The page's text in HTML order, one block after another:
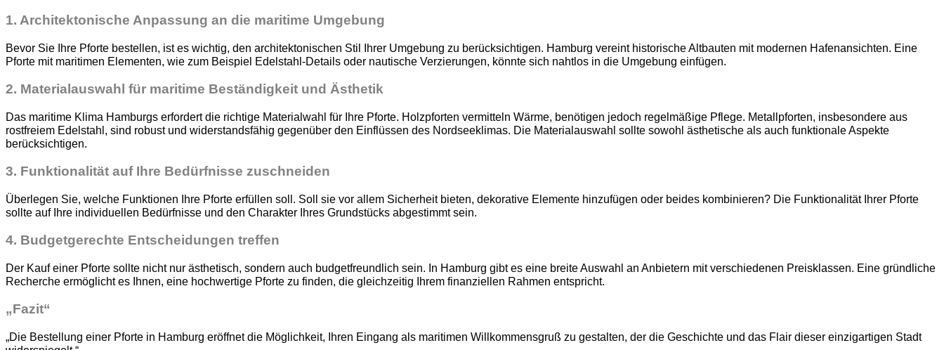
1. Architektonische Anpassung an die maritime Umgebung
Bevor Sie Ihre Pforte bestellen, ist es wichtig, den architektonischen Stil Ihrer Umgebung zu berücksichtigen. Hamburg vereint historische Altbauten mit modernen Hafenansichten. Eine
Pforte mit maritimen Elementen, wie zum Beispiel Edelstahl-Details oder nautische Verzierungen, könnte sich nahtlos in die Umgebung einfügen.
2. Materialauswahl für maritime Beständigkeit und Ästhetik
Das maritime Klima Hamburgs erfordert die richtige Materialwahl für Ihre Pforte. Holzpforten vermitteln Wärme, benötigen jedoch regelmäßige Pflege. Metallpforten, insbesondere aus
rostfreiem Edelstahl, sind robust und widerstandsfähig gegenüber den Einflüssen des Nordseeklimas. Die Materialauswahl sollte sowohl ästhetische als auch funktionale Aspekte
berücksichtigen.
3. Funktionalität auf Ihre Bedürfnisse zuschneiden
Überlegen Sie, welche Funktionen Ihre Pforte erfüllen soll. Soll sie vor allem Sicherheit bieten, dekorative Elemente hinzufügen oder beides kombinieren? Die Funktionalität Ihrer Pforte
sollte auf Ihre individuellen Bedürfnisse und den Charakter Ihres Grundstücks abgestimmt sein.
4. Budgetgerechte Entscheidungen treffen
Der Kauf einer Pforte sollte nicht nur ästhetisch, sondern auch budgetfreundlich sein. In Hamburg gibt es eine breite Auswahl an Anbietern mit verschiedenen Preisklassen. Eine gründliche
Recherche ermöglicht es Ihnen, eine hochwertige Pforte zu finden, die gleichzeitig Ihrem finanziellen Rahmen entspricht.
„Fazit“
„Die Bestellung einer Pforte in Hamburg eröffnet die Möglichkeit, Ihren Eingang als maritimen Willkommensgruß zu gestalten, der die Geschichte und das Flair dieser einzigartigen Stadt